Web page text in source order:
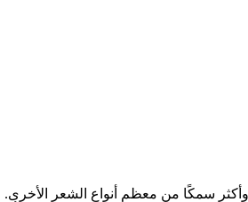
سمكًا من معظم أنواع الشعر الأخرى.